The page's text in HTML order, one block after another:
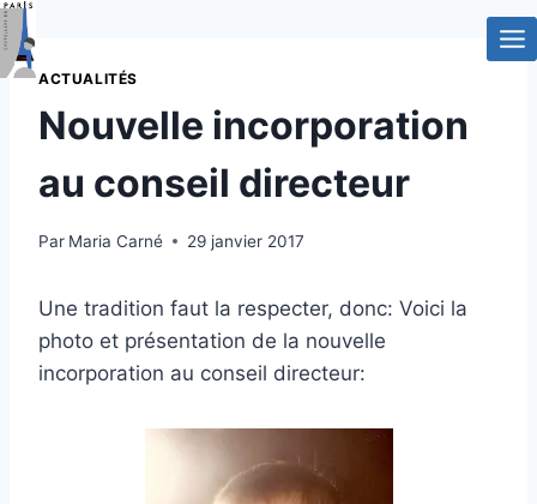
Aller
au
contenuACTUALITÉS
Nouvelle incorporation
au conseil directeur
Par Maria Carné 29 janvier 2017
Une tradition faut la respecter, donc: Voici la
photo et présentation de la nouvelle
incorporation au conseil directeur: